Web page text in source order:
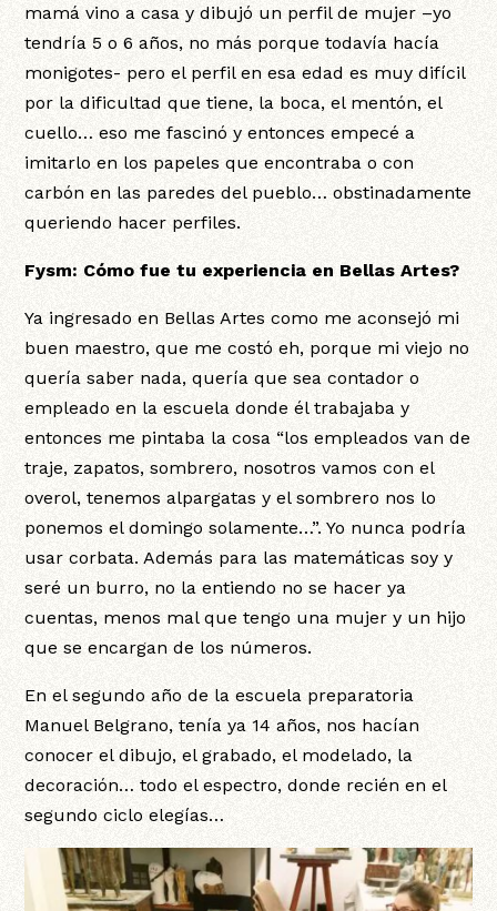
mamá vino a casa y dibujó un perfil de mujer –yo
tendría 5 o 6 años, no más porque todavía hacía
monigotes- pero el perfil en esa edad es muy difícil
por la dificultad que tiene, la boca, el mentón, el
cuello… eso me fascinó y entonces empecé a
imitarlo en los papeles que encontraba o con
carbón en las paredes del pueblo… obstinadamente
queriendo hacer perfiles.
Fysm: Cómo fue tu experiencia en Bellas Artes?
Ya ingresado en Bellas Artes como me aconsejó mi
buen maestro, que me costó eh, porque mi viejo no
quería saber nada, quería que sea contador o
empleado en la escuela donde él trabajaba y
entonces me pintaba la cosa “los empleados van de
traje, zapatos, sombrero, nosotros vamos con el
overol, tenemos alpargatas y el sombrero nos lo
ponemos el domingo solamente…”. Yo nunca podría
usar corbata. Además para las matemáticas soy y
seré un burro, no la entiendo no se hacer ya
cuentas, menos mal que tengo una mujer y un hijo
que se encargan de los números.
En el segundo año de la escuela preparatoria
Manuel Belgrano, tenía ya 14 años, nos hacían
conocer el dibujo, el grabado, el modelado, la
decoración… todo el espectro, donde recién en el
segundo ciclo elegías…